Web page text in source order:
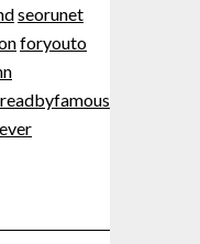
seorunet
foryouto
readbyfamous